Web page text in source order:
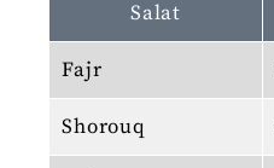
Salat
Fajr
Shorouq